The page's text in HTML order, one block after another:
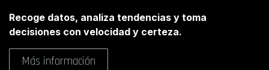
Recoge datos, analiza tendencias y toma
decisiones con velocidad y certeza.
Más información